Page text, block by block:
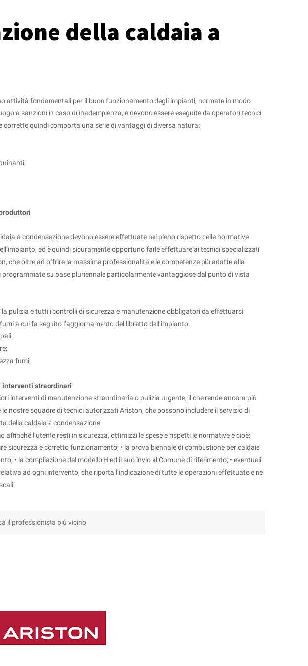
della caldaia a
attività fondamentali per il buon funzionamento degli impianti, normate in modo
a sanzioni in caso di inadempienza, e devono essere eseguite da operatori tecnici
quindi comporta una serie di vantaggi di diversa natura:
a condensazione devono essere effettuate nel pieno rispetto delle normative
ed è quindi sicuramente opportuno farle effettuare ai tecnici specializzati
che oltre ad offrire la massima professionalità e le competenze più adatte alla
su base pluriennale particolarmente vantaggiose dal punto di vista
pulizia e tutti i controlli di sicurezza e manutenzione obbligatori da effettuarsi
a cui fa seguito l’aggiornamento del libretto dell’impianto.
fumi;
interventi straordinari
interventi di manutenzione straordinaria o pulizia urgente, il che rende ancora più
nostre squadre di tecnici autorizzati Ariston, che possono includere il servizio di
della caldaia a condensazione.
l’utente resti in sicurezza, ottimizzi le spese e rispetti le normative e cioè:
sicurezza e corretto funzionamento; • la prova biennale di combustione per caldaie
• la compilazione del modello H ed il suo invio al Comune di riferimento; • eventuali
ad ogni intervento, che riporta l’indicazione di tutte le operazioni effettuate e ne
il professionista più vicino